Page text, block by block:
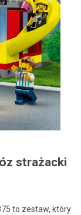
strażacki
to zestaw, który